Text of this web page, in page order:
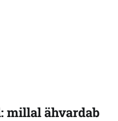
millal ähvardab